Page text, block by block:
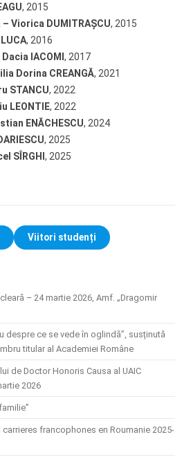
, 2015
Viorica DUMITRAȘCU, 2015
, 2016
IACOMI , 2017
Dorina CREANGĂ, 2021
STANCU, 2022
LEONTIE, 2022
ENĂCHESCU, 2024
, 2025
SÎRGHI , 2025
Viitori studenți
– 24 martie 2026, Amf. „Dragomir
despre ce se vede în oglindă”, susținută
titular al Academiei Române
de Doctor Honoris Causa al UAIC
2026
francophones en Roumanie 2025-